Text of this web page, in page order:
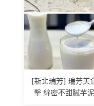
[新北瑞芳] 瑞芳美
擊 綿密不甜膩芋